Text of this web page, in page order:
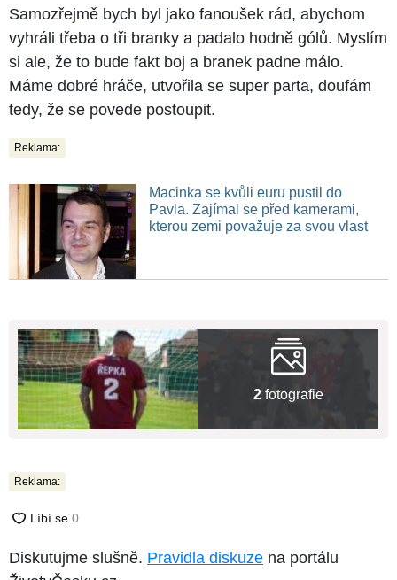
Samozřejmě bych byl jako fanoušek rád, abychom
vyhráli třeba o tři branky a padalo hodně gólů. Myslím
si ale, že to bude fakt boj a branek padne málo.
Máme dobré hráče, utvořila se super parta, doufám
tedy, že se povede postoupit.
Reklama:
Macinka se kvůli euru pustil do
Pavla. Zajímal se před kamerami,
kterou zemi považuje za svou vlast
2 fotografie
Reklama:
Diskutujme slušně. Pravidla diskuze na portálu